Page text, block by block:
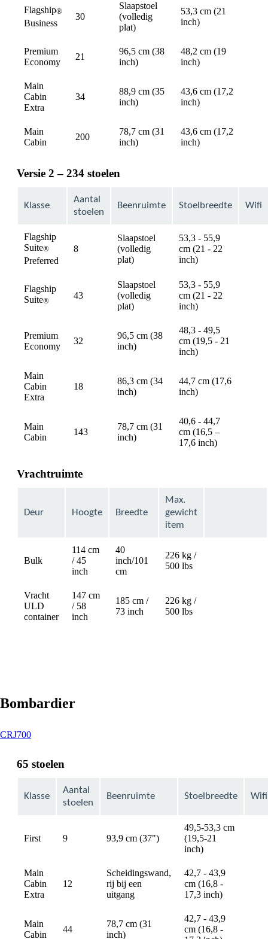
Flagship®
Business
30
Slaapstoel
(volledig
plat)
53,3 cm (21
inch)
Premium
Economy
21
96,5 cm (38
inch)
48,2 cm (19
inch)
Main
Cabin
Extra
34
88,9 cm (35
inch)
43,6 cm (17,2
inch)
Main
Cabin
200
78,7 cm (31
inch)
43,6 cm (17,2
inch)
Versie 2 – 234 stoelen
Klasse
Aantal
stoelen
Beenruimte Stoelbreedte Wifi
Flagship
Suite®
Preferred
8
Slaapstoel
(volledig
plat)
53,3 - 55,9
cm (21 - 22
inch)
Flagship
Suite®
43
Slaapstoel
(volledig
plat)
53,3 - 55,9
cm (21 - 22
inch)
Premium
Economy
32
96,5 cm (38
inch)
48,3 - 49,5
cm (19,5 - 21
inch)
Main
Cabin
Extra
18
86,3 cm (34
inch)
44,7 cm (17,6
inch)
Main
Cabin
143
78,7 cm (31
inch)
40,6 - 44,7
cm (16,5 –
17,6 inch)
Vrachtruimte
Deur Hoogte Breedte
Max.
gewicht
item
Bulk
114 cm
/ 45
inch
40
inch/101
cm
226 kg /
500 lbs
Vracht
ULD
container
147 cm
/ 58
inch
185 cm /
73 inch
226 kg /
500 lbs
Bombardier
CRJ700This
be
65 stoelen
Klasse
Aantal
stoelen
Beenruimte Stoelbreedte Wifi
First 9 93,9 cm (37")
49,5-53,3 cm
(19,5-21
inch)
Main
Cabin
Extra
12
Scheidingswand,
rij bij een
uitgang
42,7 - 43,9
cm (16,8 -
17,3 inch)
Main
Cabin
44
78,7 cm (31
inch)
42,7 - 43,9
cm (16,8 -